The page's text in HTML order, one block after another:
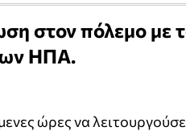
στον πόλεμο με
ΗΠΑ.
ώρες να